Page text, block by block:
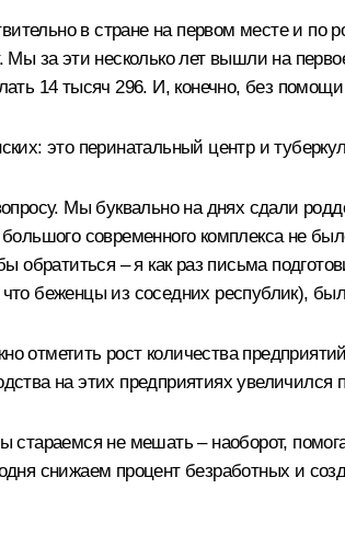
в стране на первом месте и по
Мы за эти несколько лет вышли на
14 тысяч 296. И, конечно, без
это перинатальный центр и
Мы буквально на днях сдали
современного комплекса не
обратиться – я как раз письма
беженцы из соседних республик),
отметить рост количества
на этих предприятиях увеличился
не мешать – наоборот,
снижаем процент безработных и